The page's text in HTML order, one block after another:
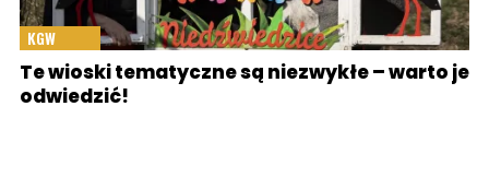
KGW
Te wioski tematyczne są niezwykłe – warto je
odwiedzić!